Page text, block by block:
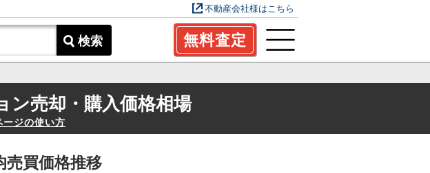
不動産会社様はこちら
検索 無料査定
ン売却・購入価格相場
ージの使い方
売買価格推移